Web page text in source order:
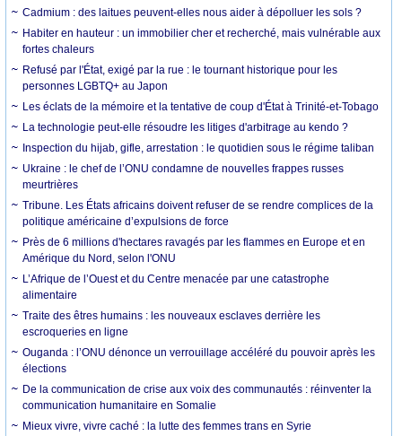
Cadmium : des laitues peuvent-elles nous aider à dépolluer les sols ?
Habiter en hauteur : un immobilier cher et recherché, mais vulnérable aux
fortes chaleurs
Refusé par l'État, exigé par la rue : le tournant historique pour les
personnes LGBTQ+ au Japon
Les éclats de la mémoire et la tentative de coup d'État à Trinité-et-Tobago
La technologie peut-elle résoudre les litiges d'arbitrage au kendo ?
Inspection du hijab, gifle, arrestation : le quotidien sous le régime taliban
Ukraine : le chef de l’ONU condamne de nouvelles frappes russes
meurtrières
Tribune. Les États africains doivent refuser de se rendre complices de la
politique américaine d’expulsions de force
Près de 6 millions d'hectares ravagés par les flammes en Europe et en
Amérique du Nord, selon l'ONU
L’Afrique de l’Ouest et du Centre menacée par une catastrophe
alimentaire
Traite des êtres humains : les nouveaux esclaves derrière les
escroqueries en ligne
Ouganda : l’ONU dénonce un verrouillage accéléré du pouvoir après les
élections
De la communication de crise aux voix des communautés : réinventer la
communication humanitaire en Somalie
Mieux vivre, vivre caché : la lutte des femmes trans en Syrie